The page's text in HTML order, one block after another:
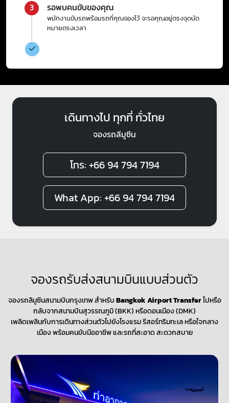
3 รอพบคนขับของคุณ
พนักงานขับรถพร้อมรถที่คุณจองไว้ จะรอคุณอยู่ตรงจุดนัด
หมายตรงเวลา
เดินทางไป ทุกที่ ทั่วไทย
จองรถลีมูซีน
โทร: +66 94 794 7194
What App: +66 94 794 7194
จองรถรับส่งสนามบินแบบส่วนตัว
จองรถลิมูซีนสนามบินกรุงเทพ สำหรับBangkok Airport Transferไปหรือ
กลับจากสนามบินสุวรรณภูมิ (BKK) หรือดอนเมือง (DMK)
เพลิดเพลินกับการเดินทางส่วนตัวไปยังโรงแรม รีสอร์ทริมทะเล หรือใจกลาง
เมือง พร้อมคนขับมืออาชีพ และรถที่สะอาด สะดวกสบาย